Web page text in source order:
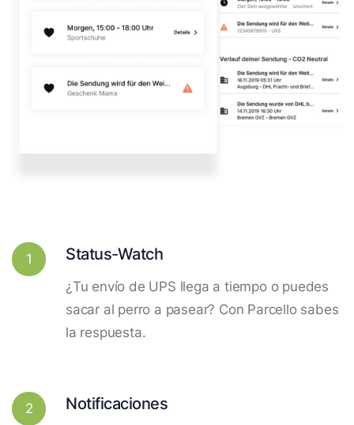
1 Status-Watch
¿Tu envío de UPS llega a tiempo o puedes
sacar al perro a pasear? Con Parcello sabes
la respuesta.
2 Notificaciones